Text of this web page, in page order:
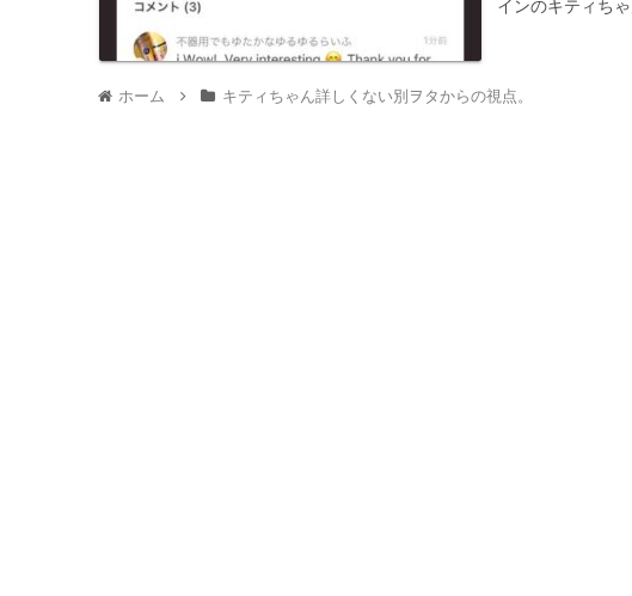
インのキティち
ホーム キティちゃん詳しくない別ヲタからの視点。